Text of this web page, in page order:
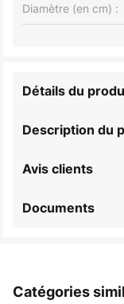
Diamètre (en cm) :
Description du
Détails du
Avis clients
Documents
Catégories